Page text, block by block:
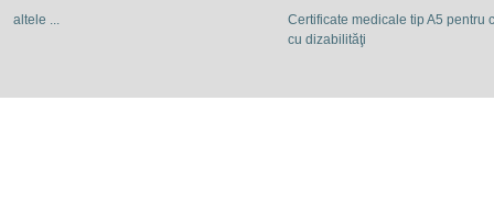
altele ...
Certificate medicale tip A5 pentru
cu dizabilităţi